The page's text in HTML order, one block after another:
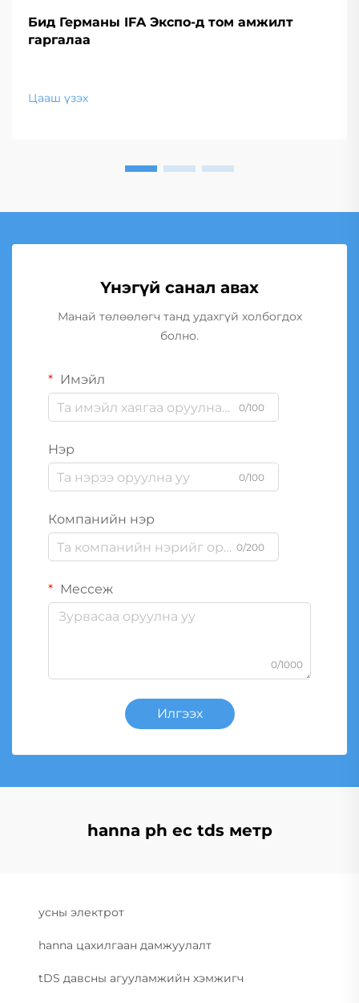
Бид Германы IFA Экспо-д том амжилт
гаргалаа
Цааш үзэх
Үнэгүй санал авах
Манай төлөөлөгч танд удахгүй холбогдох
болно.
Имэйл
0/100
Нэр
0/100
Компанийн нэр
0/200
Мессеж
0/1000
Илгээх
hanna ph ec tds метр
усны электрот
hanna цахилгаан дамжуулалт
tDS давсны агууламжийн хэмжигч